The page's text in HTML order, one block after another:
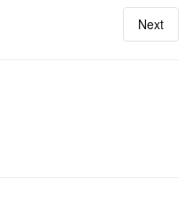
Next